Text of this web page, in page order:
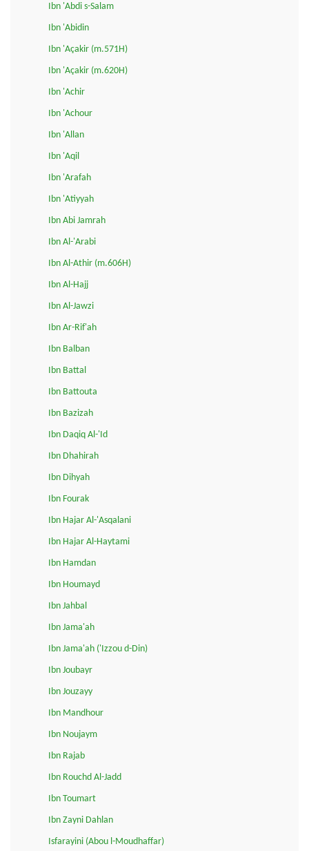
Ibn 'Abdi s-Salam
Ibn 'Abidin
Ibn 'Açakir (m.571H)
Ibn 'Açakir (m.620H)
Ibn 'Achir
Ibn 'Achour
Ibn 'Allan
Ibn 'Aqil
Ibn 'Arafah
Ibn 'Atiyyah
Ibn Abi Jamrah
Ibn Al-'Arabi
Ibn Al-Athir (m.606H)
Ibn Al-Hajj
Ibn Al-Jawzi
Ibn Ar-Rif'ah
Ibn Balban
Ibn Battal
Ibn Battouta
Ibn Bazizah
Ibn Daqiq Al-'Id
Ibn Dhahirah
Ibn Dihyah
Ibn Fourak
Ibn Hajar Al-'Asqalani
Ibn Hajar Al-Haytami
Ibn Hamdan
Ibn Houmayd
Ibn Jahbal
Ibn Jama'ah
Ibn Jama'ah ('Izzou d-Din)
Ibn Joubayr
Ibn Jouzayy
Ibn Mandhour
Ibn Noujaym
Ibn Rajab
Ibn Rouchd Al-Jadd
Ibn Toumart
Ibn Zayni Dahlan
Isfarayini (Abou l-Moudhaffar)